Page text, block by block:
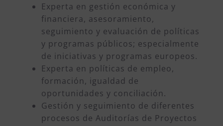
Experta en gestión económica y
financiera, asesoramiento,
seguimiento y evaluación de políticas
y programas públicos; especialmente
de iniciativas y programas europeos.
Experta en políticas de empleo,
formación, igualdad de
oportunidades y conciliación.
Gestión y seguimiento de diferentes
procesos de Auditorías de Proyectos